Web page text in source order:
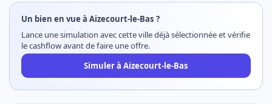
Un bien en vue à Aizecourt-le-Bas ?
Lance une simulation avec cette ville déjà sélectionnée et vérifie
le cashflow avant de faire une offre.
Simuler à Aizecourt-le-Bas